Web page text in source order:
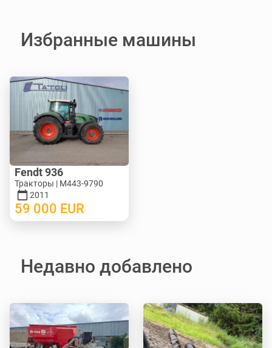
Избранные машины
Fendt 936
Тракторы | M443-9790
2011
59 000 EUR
Недавно добавлено